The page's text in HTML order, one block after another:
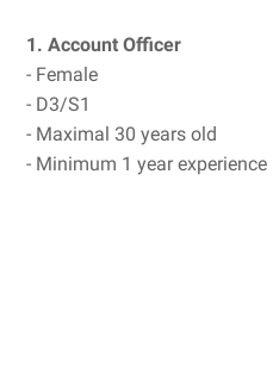
1. Account Officer
- Female
- D3/S1
- Maximal 30 years old
- Minimum 1 year experience